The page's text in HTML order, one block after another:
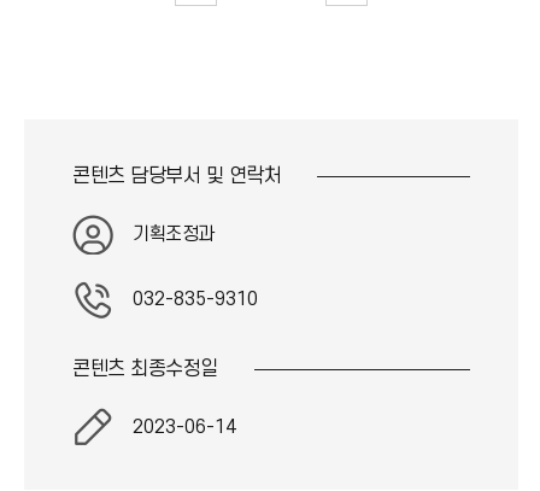
콘텐츠 담당부서 및 연락처
기획조정과
032-835-9310
콘텐츠 최종수정일
2023-06-14